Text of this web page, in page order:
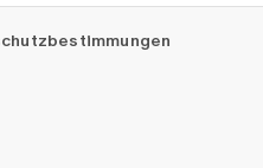
datenschutzerklaerung"